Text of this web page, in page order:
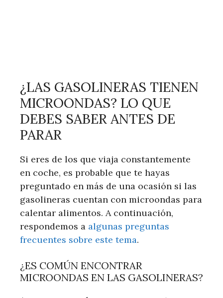
¿LAS GASOLINERAS TIENEN
MICROONDAS? LO QUE
DEBES SABER ANTES DE
PARAR
Si eres de los que viaja constantemente
en coche, es probable que te hayas
preguntado en más de una ocasión si las
gasolineras cuentan con microondas para
calentar alimentos. A continuación,
respondemos a algunas preguntas
frecuentes sobre este tema.
¿ES COMÚN ENCONTRAR
MICROONDAS EN LAS GASOLINERAS?